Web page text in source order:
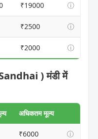
₹19000 ⓘ
₹2500 ⓘ
₹2000 ⓘ
) मंडी में
अधिकतम मूल्य
₹6000 ⓘ